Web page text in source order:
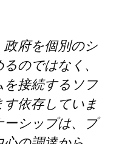
府を個別のシ
のではなく、
接続するソフ
依存していま
シップは、プ